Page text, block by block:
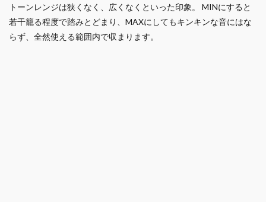
トーンレンジは狭くなく、広くなくといった印象。 MINにすると
若干籠る程度で踏みとどまり、MAXにしてもキンキンな音にはな
らず、全然使える範囲内で収まります。